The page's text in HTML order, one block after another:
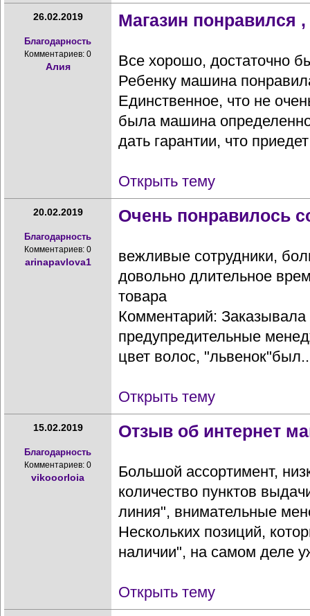
26.02.2019
Благодарность
Комментариев: 0
Алия
Магазин понравился
Все хорошо, достаточно
Ребенку машина
Единственное, что не
была машина
дать гарантии, что
Открыть тему
20.02.2019
Благодарность
Комментариев: 0
arinapavlova1
Очень понравилось
вежливые сотрудники,
довольно длительное
товара
Комментарий: Заказывала
предупредительные
цвет волос,
Открыть тему
15.02.2019
Благодарность
Комментариев: 0
vikooorloia
Отзыв об интернет
Большой ассортимент,
количество пунктов
линия", внимательные
Нескольких позиций,
наличии", на самом деле
Открыть тему